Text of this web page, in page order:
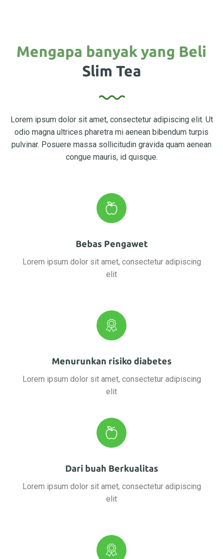
Mengapa banyak yang Beli
Slim Tea
Lorem ipsum dolor sit amet, consectetur adipiscing elit. Ut
odio magna ultrices pharetra mi aenean bibendum turpis
pulvinar. Posuere massa sollicitudin gravida quam aenean
congue mauris, id quisque.
Bebas Pengawet
Lorem ipsum dolor sit amet, consectetur adipiscing
elit
Menurunkan risiko diabetes
Lorem ipsum dolor sit amet, consectetur adipiscing
elit
Dari buah Berkualitas
Lorem ipsum dolor sit amet, consectetur adipiscing
elit